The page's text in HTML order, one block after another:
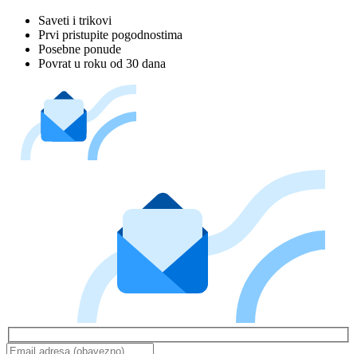
Saveti i trikovi
Prvi pristupite pogodnostima
Posebne ponude
Povrat u roku od 30 dana